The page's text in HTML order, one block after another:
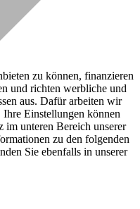
zu können, finanzieren
und richten werbliche und
aus. Dafür arbeiten wir
Ihre Einstellungen können
im unteren Bereich unserer
zu den folgenden
Sie ebenfalls in unserer